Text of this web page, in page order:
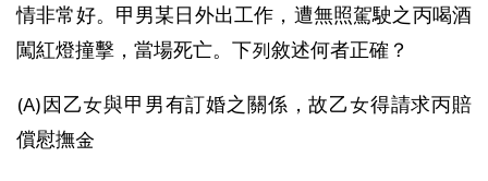
情非常好。甲男某日外出工作，遭無照駕駛之丙喝酒
闖紅燈撞擊，當場死亡。下列敘述何者正確？
(A)因乙女與甲男有訂婚之關係，故乙女得請求丙賠
償慰撫金